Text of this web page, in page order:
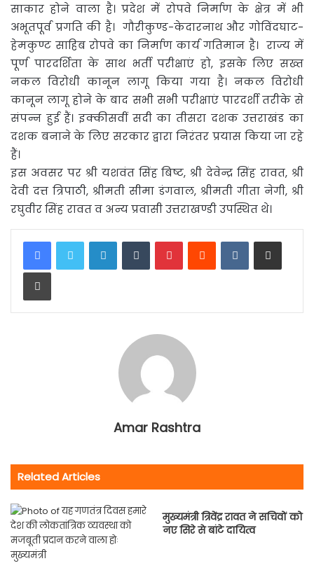
साकार होने वाला है। प्रदेश में रोपवे निर्माण के क्षेत्र में भी
अभूतपूर्व प्रगति की है। गौरीकुण्ड-केदारनाथ और गोविंदघाट-
हेमकुण्ट साहिब रोपवे का निर्माण कार्य गतिमान है। राज्य में
पूर्ण पारदर्शिता के साथ भर्ती परीक्षाएं हो, इसके लिए सख्त
नकल विरोधी कानून लागू किया गया है। नकल विरोधी
कानून लागू होने के बाद सभी सभी परीक्षाएं पारदर्शी तरीके से
संपन्न हुई हैं। इक्कीसवीं सदी का तीसरा दशक उत्तराखंड का
दशक बनाने के लिए सरकार द्वारा निरंतर प्रयास किया जा रहे
हैं।
इस अवसर पर श्री यशवंत सिंह बिष्ट, श्री देवेन्द्र सिंह रावत, श्री
देवी दत्त त्रिपाठी, श्रीमती सीमा डंगवाल, श्रीमती गीता नेगी, श्री
रघुवीर सिंह रावत व अन्य प्रवासी उत्तराखण्डी उपस्थित थे।
LinkedInTumblrPinterestReddit VKontakteShare via Email
Print
Amar Rashtra
Related Articles
मुख्यमंत्री त्रिवेंद्र रावत ने सचिवों को
नए सिरे से बांटे दायित्व